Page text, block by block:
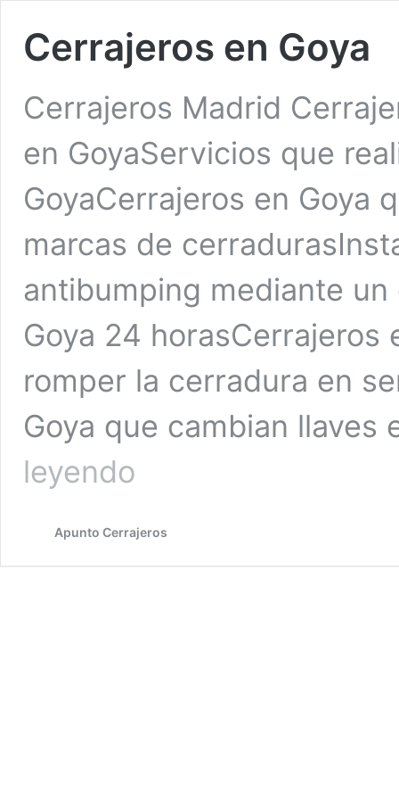
Cerrajeros en Goya
Cerrajeros Madrid
en GoyaServicios que
GoyaCerrajeros en Goya
marcas de
antibumping mediante
Goya 24 horasCerrajeros
romper la cerradura en
Goya que cambian
leyendo
Apunto Cerrajeros